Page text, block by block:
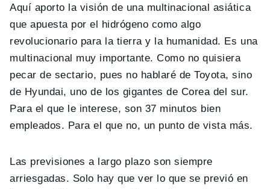
Aquí aporto la visión de una multinacional asiática
que apuesta por el hidrógeno como algo
revolucionario para la tierra y la humanidad. Es una
multinacional muy importante. Como no quisiera
pecar de sectario, pues no hablaré de Toyota, sino
de Hyundai, uno de los gigantes de Corea del sur.
Para el que le interese, son 37 minutos bien
empleados. Para el que no, un punto de vista más.
Las previsiones a largo plazo son siempre
arriesgadas. Solo hay que ver lo que se previó en